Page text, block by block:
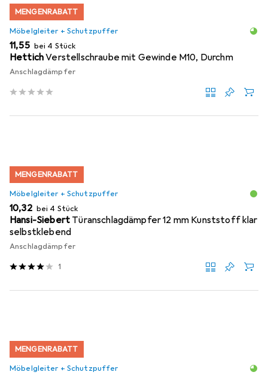
MENGENRABATT
Möbelgleiter + Schutzpuffer
EUR
11,55 bei 4 Stück
HettichVerstellschraube mit Gewinde M10, Durchm
Anschlagdämpfer
MENGENRABATT
Möbelgleiter + Schutzpuffer
EUR
10,32 bei 4 Stück
Hansi-Siebert Türanschlagdämpfer 12 mm Kunststoff klar
selbstklebend
Anschlagdämpfer
1
MENGENRABATT
Möbelgleiter + Schutzpuffer